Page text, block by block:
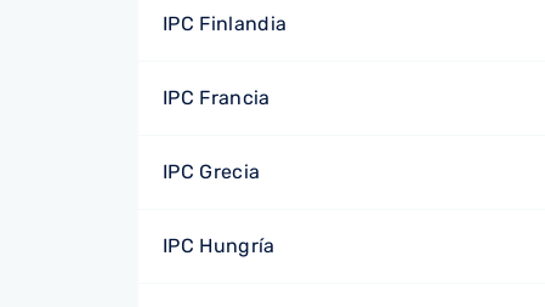
IPC Finlandia
IPC Francia
IPC Grecia
IPC Hungría